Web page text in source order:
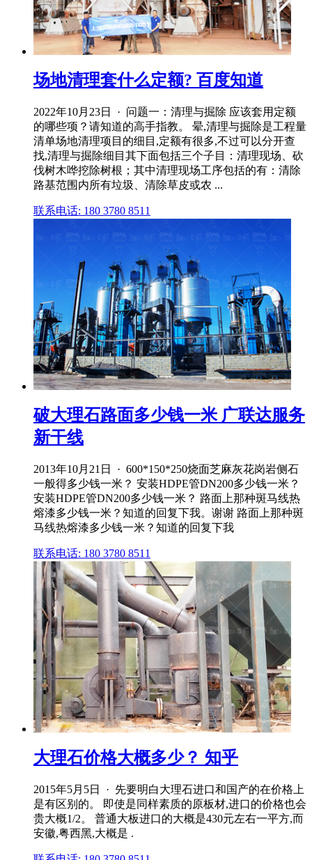
场地清理套什么定额? 百度知道
2022年10月23日 · 问题一：清理与掘除 应该套用定额
的哪些项？请知道的高手指教。 晕,清理与掘除是工程量
清单场地清理项目的细目,定额有很多,不过可以分开查
找,清理与掘除细目其下面包括三个子目：清理现场、砍
伐树木哗挖除树根；其中清理现场工序包括的有：清除
路基范围内所有垃圾、清除草皮或农 ...
联系电话: 180 3780 8511
破大理石路面多少钱一米 广联达服务
新干线
2013年10月21日 · 600*150*250烧面芝麻灰花岗岩侧石
一般得多少钱一米？ 安装HDPE管DN200多少钱一米？
安装HDPE管DN200多少钱一米？ 路面上那种斑马线热
熔漆多少钱一米？知道的回复下我。谢谢 路面上那种斑
马线热熔漆多少钱一米？知道的回复下我
联系电话: 180 3780 8511
大理石价格大概多少？ 知乎
2015年5月5日 · 先要明白大理石进口和国产的在价格上
是有区别的。 即使是同样素质的原板材,进口的价格也会
贵大概1/2。 普通大板进口的大概是430元左右一平方,而
安徽,粤西黑,大概是 .